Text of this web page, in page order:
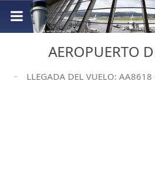
AEROPUERTO
LLEGADA DEL VUELO: